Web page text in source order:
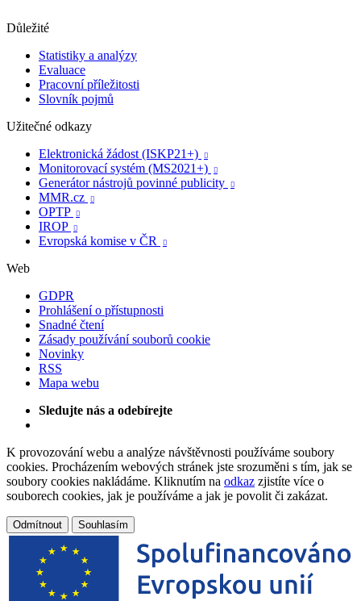
Důležité
Statistiky a analýzy
Evaluace
Pracovní příležitosti
Slovník pojmů
Užitečné odkazy
Elektronická žádost (ISKP21+)

Monitorovací systém (MS2021+) 
Generátor nástrojů povinné publicity 
MMR.cz 
OPTP 
IROP 
Evropská komise v ČR 
Web
GDPR
Prohlášení o přístupnosti
Snadné čtení
Zásady používání souborů cookie
Novinky
RSS
Mapa webu
Sledujte nás a odebírejte
K provozování webu a analýze návštěvnosti používáme soubory
cookies. Procházením webových stránek jste srozuměni s tím, jak se
soubory cookies nakládáme. Kliknutím na odkaz zjistíte více o
souborech cookies, jak je používáme a jak je povolit či zakázat.
Odmítnout Souhlasím